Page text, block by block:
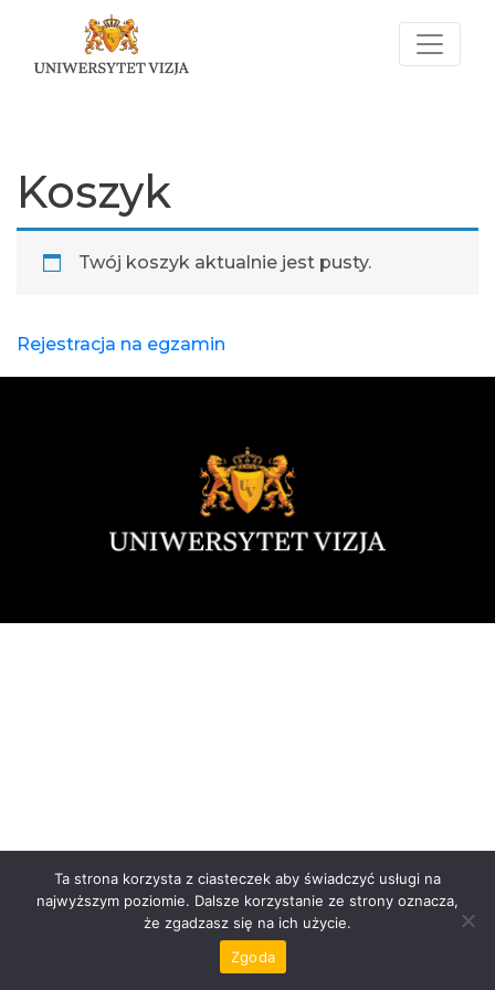
Koszyk
Twój koszyk aktualnie jest pusty.
Rejestracja na egzamin
Ta strona korzysta z ciasteczek aby świadczyć usługi na
najwyższym poziomie. Dalsze korzystanie ze strony oznacza,
że zgadzasz się na ich użycie.
Zgoda